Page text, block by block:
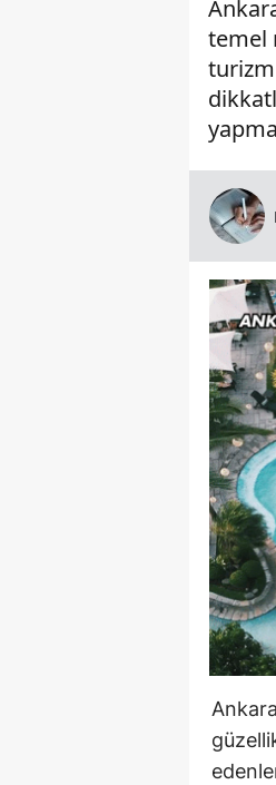
temel